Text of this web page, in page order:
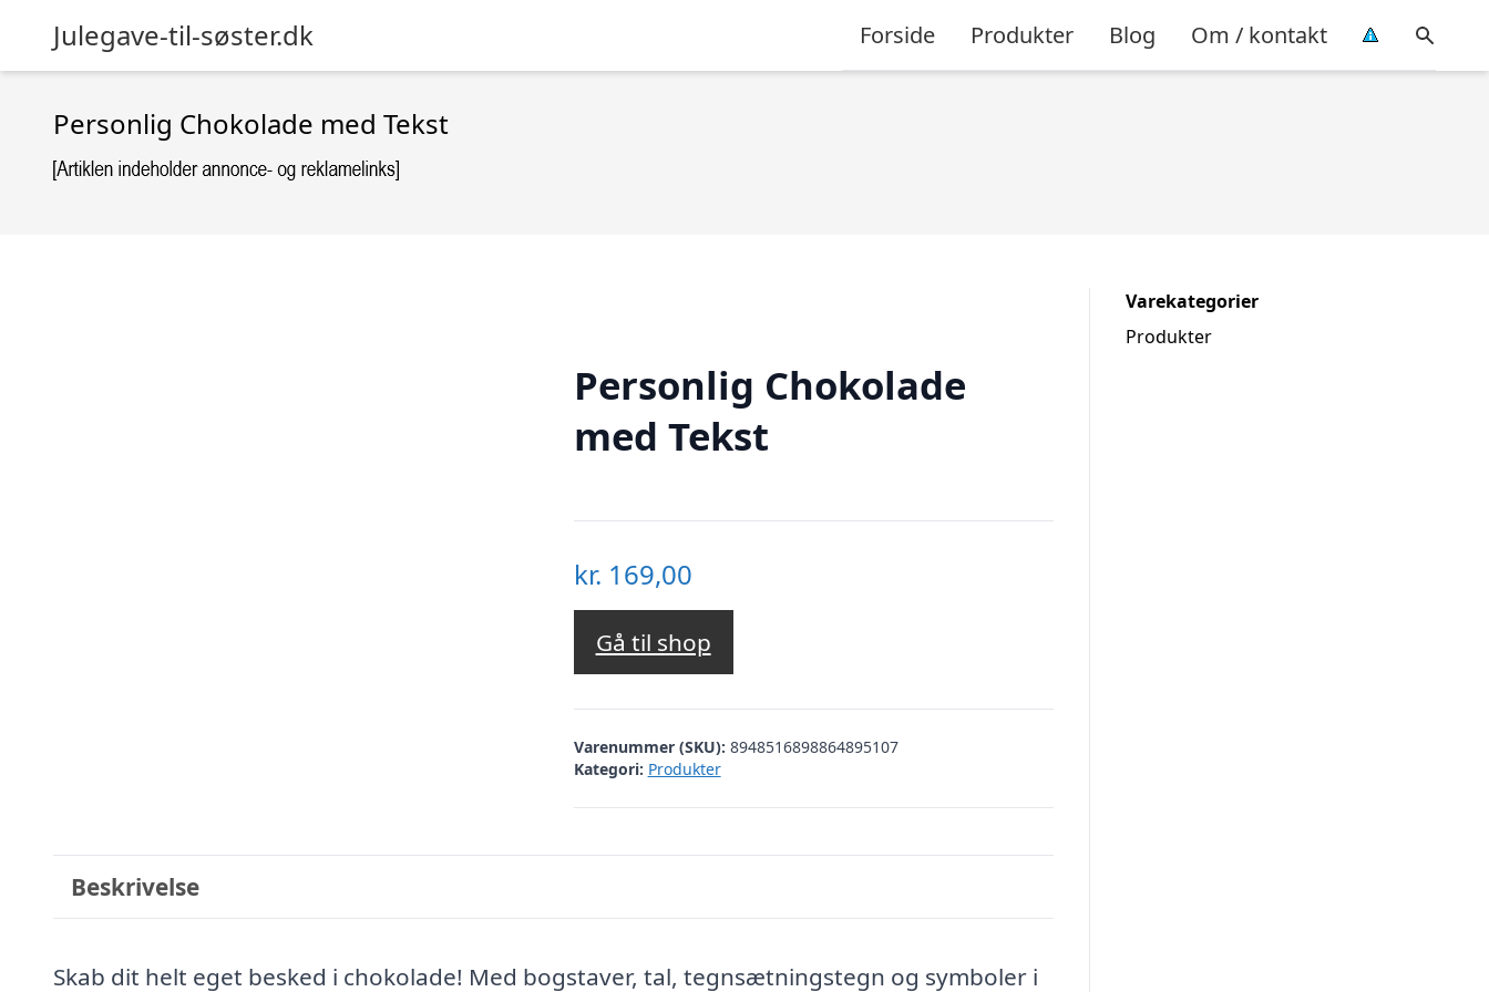
Julegave-til-søster.dk Forside Produkter Blog Om / kontakt
Personlig Chokolade med Tekst
Personlig Chokolade
med Tekst
kr. 169,00
Gå til shop
Varenummer (SKU): 8948516898864895107
Kategori: Produkter
Beskrivelse
Skab dit helt eget besked i chokolade! Med bogstaver, tal, tegnsætningstegn og symboler i
Varekategorier
Produkter